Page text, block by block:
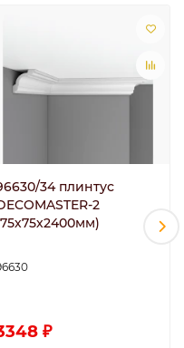
34 плинтус
2
₽